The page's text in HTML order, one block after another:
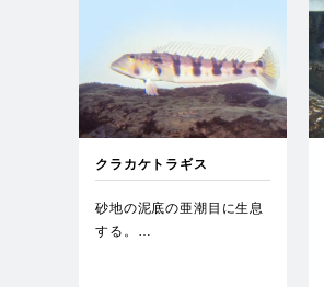
クラカケトラギス
砂地の泥底の亜潮目に生息
する。…